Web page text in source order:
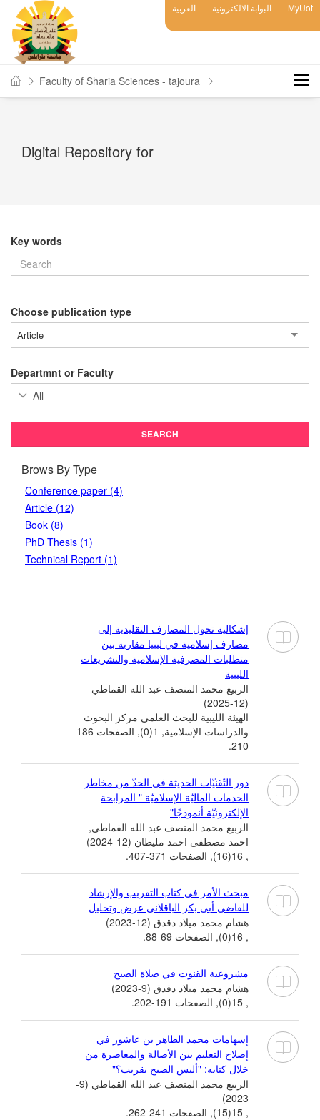
العربية البوابة الالكترونية MyUot
Faculty of Sharia Sciences - tajoura
Digital Repository for
Key words
Choose publication type
Article
Departmnt or Faculty
Brows By Type
Conference paper (4)
Article (12)
Book (8)
PhD Thesis (1)
Technical Report (1)
إشكالية تحول المصارف التقليدية إلى
مصارف إسلامية في ليبيا مقاربة بين
متطلبات المصرفية الإسلامية والتشريعات
الليبية
الربيع محمد المنصف عبد الله القماطي
(12-2025)
الهيئة الليبية للبحث العلمي مركز البحوث
والدراسات الإسلامية, 1(0), الصفحات 186-
210.
دور التّقنيّات الحديثة في الحدّ من مخاطر
الخدمات الماليّة الإسلاميّة " المرابحة
الإلكترونيّة أنموذجًا"
الربيع محمد المنصف عبد الله القماطي,
احمد مصطفى احمد مليطان (12-2024)
, 16(16), الصفحات 371-407.
مبحث الأمر في كتاب التقريب والإرشاد
للقاضي أبي بكر الباقلاني عرض وتحليل
هشام محمد ميلاد دقدق (12-2023)
, 16(0), الصفحات 69-88.
مشروعية القنوت في صلاة الصبح
هشام محمد ميلاد دقدق (9-2023)
, 15(0), الصفحات 191-202.
إسهامات محمد الطاهر بن عاشور في
إصلاح التعليم بين الأصالة والمعاصرة من
خلال كتابه: "أليس الصبح بقريب؟"
الربيع محمد المنصف عبد الله القماطي (9-
2023)
, 15(15), الصفحات 241-262.